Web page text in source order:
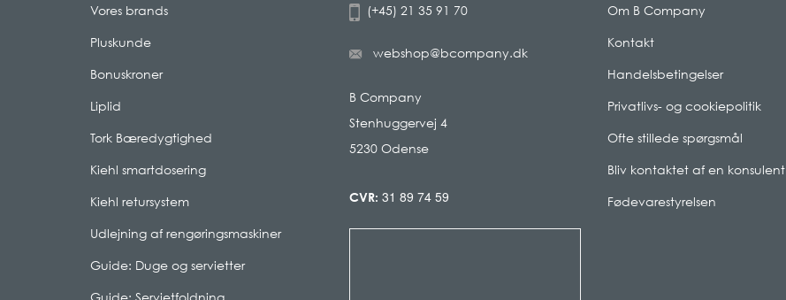
Vores brands
Pluskunde
Bonuskroner
Liplid
Tork Bæredygtighed
Kiehl smartdosering
Kiehl retursystem
Udlejning af rengøringsmaskiner
Guide: Duge og servietter
Guide: Servietfoldning
(+45) 21 35 91 70
webshop@bcompany.dk
B Company
Stenhuggervej 4
5230 Odense
CVR: 31 89 74 59
Om B Company
Kontakt
Handelsbetingelser
Privatlivs- og cookiepolitik
Ofte stillede spørgsmål
Bliv kontaktet af en konsulent
Fødevarestyrelsen